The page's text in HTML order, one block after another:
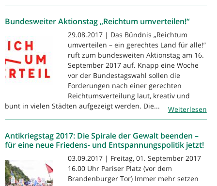
Bundesweiter Aktionstag „Reichtum umverteilen!“
29.08.2017 | Das Bündnis „Reichtum
umverteilen – ein gerechtes Land für alle!”
ruft zum bundesweiten Aktionstag am 16.
September 2017 auf. Knapp eine Woche
vor der Bundestagswahl sollen die
Forderungen nach einer gerechten
Reichtumsverteilung laut, kreativ und
bunt in vielen Städten aufgezeigt werden. Die...
Weiterlesen
Antikriegstag 2017: Die Spirale der Gewalt beenden –
für eine neue Friedens- und Entspannungspolitik jetzt!
03.09.2017 | Freitag, 01. September 2017
16.00 Uhr Pariser Platz (vor dem
Brandenburger Tor) Immer mehr setzen